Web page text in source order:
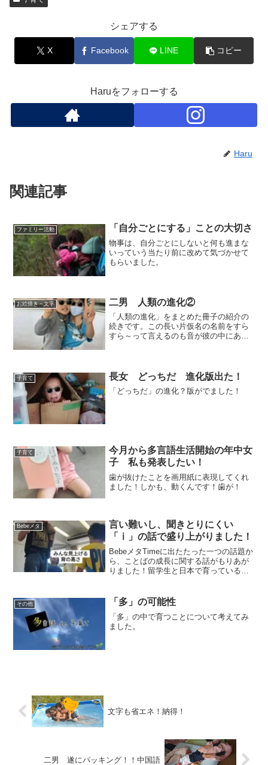
シェアする
X Facebook LINE コピー
Haruをフォローする
Haru
関連記事
ファミリー活動 「自分ごとにする」ことの大切さ
物事は、自分ごとにしないと何も進まな
いっていう当たり前に改めて気づかせて
もらいました。
お絵描き・文字 二男 人類の進化②
「人類の進化」をまとめた冊子の紹介の
続きです。この長い片仮名の名前をすら
すら～って言えるのも音が彼の中にある
子育て 長女 どっちだ 進化版出た！
「どっちだ」の進化？版がでました！
子育て
今月から多言語生活開始の年中女
子 私も発表したい！
歯が抜けたことを画用紙に表現してくれ
ました！しかも、動くんです！歯が！
Bebeメタ
言い難いし、聞きとりにくい
「ⅰ」の話で盛り上がりました！
BebeメタTimeに出たたった一つの話題か
ら、ことばの成長に関する話がもりあが
りました！留学生と日本で育っている子
その他 「多」の可能性
「多」の中で育つことについて考えてみ
ました。
文字も省エネ！納得！
二男 遂にパッキング！！中国語